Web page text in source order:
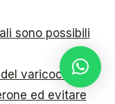
sono possibili
varicocele
ed evitare